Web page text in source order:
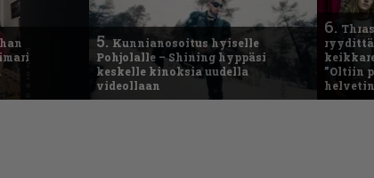
5. Kunnianosoitus hyiselle
Pohjolalle – Shining hyppäsi
keskelle kinoksia uudella
videollaan
6.
”Oltiin